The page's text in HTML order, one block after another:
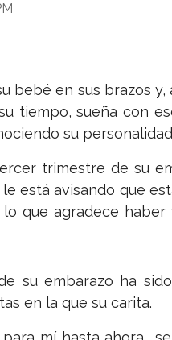
bebé en sus brazos
tiempo, sueña con
su
trimestre de su
está avisando que
que agradece haber
su embarazo ha
en la que su carita.